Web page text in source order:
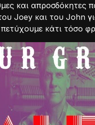
και
Joey και του John
κάτι τόσο